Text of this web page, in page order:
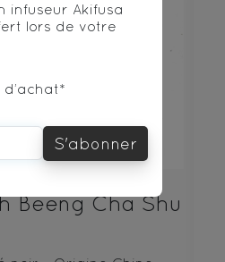
Beeng Cha Shu
infuseur Akifusa
lors de votre
S'abonner